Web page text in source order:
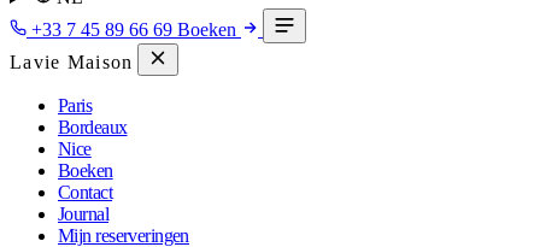
+33 7 45 89 66 69 Boeken
Lavie Maison
Paris
Bordeaux
Nice
Boeken
Contact
Journal
Mijn reserveringen